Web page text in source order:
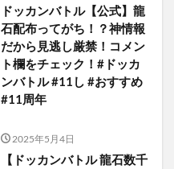
ドッカンバトル【公式】龍
石配布ってがち！？神情報
だから見逃し厳禁！コメン
ト欄をチェック！#ドッカ
ンバトル #11し #おすすめ
#11周年
2025年5月4日
【ドッカンバトル 龍石数千